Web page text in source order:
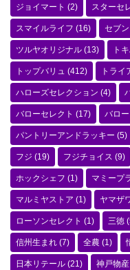
ジョイマート (2) スターセ
スマイルライフ (16) セブ
ツルヤオリジナル (13) ト
トップバリュ (412) トライ
ハローズセレクション (4)
バローセレクト (17) バロ
パントリーアンドラッキー (5)
フジ (19) フジチョイス (9)
ホックシェフ (1) マミープ
マルミヤストア (1) ヤマザ
ローソンセレクト (1) 三徳
信州生まれ (7) 全農 (1)
日本リテール (21) 神戸物産